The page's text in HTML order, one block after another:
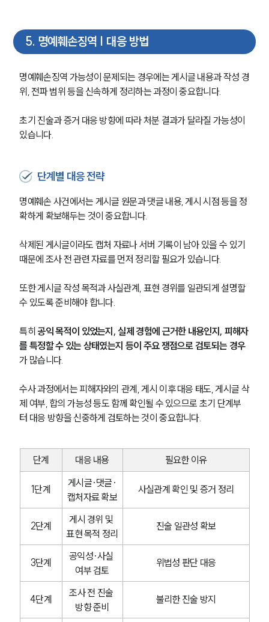
5. 명예훼손징역 | 대응 방법
명예훼손징역 가능성이 문제되는 경우에는 게시글 내용과 작성 경
위, 전파 범위 등을 신속하게 정리하는 과정이 중요합니다.
초기 진술과 증거 대응 방향에 따라 처분 결과가 달라질 가능성이
있습니다.
단계별 대응 전략
명예훼손 사건에서는 게시글 원문과 댓글 내용, 게시 시점 등을 정
확하게 확보해두는 것이 중요합니다.
삭제된 게시글이라도 캡처 자료나 서버 기록이 남아 있을 수 있기
때문에 조사 전 관련 자료를 먼저 정리할 필요가 있습니다.
또한 게시글 작성 목적과 사실관계, 표현 경위를 일관되게 설명할
수 있도록 준비해야 합니다.
특히 공익 목적이 있었는지, 실제 경험에 근거한 내용인지, 피해자
를 특정할 수 있는 상태였는지 등이 주요 쟁점으로 검토되는 경우
가 많습니다.
수사 과정에서는 피해자와의 관계, 게시 이후 대응 태도, 게시글 삭
제 여부, 합의 가능성 등도 함께 확인될 수 있으므로 초기 단계부
터 대응 방향을 신중하게 검토하는 것이 중요합니다.
단계 대응 내용 필요한 이유
1단계
게시글·댓글·
캡처자료 확보
사실관계 확인 및 증거 정리
2단계
게시 경위 및
표현 목적 정리
진술 일관성 확보
3단계
공익성·사실
여부 검토
위법성 판단 대응
4단계
조사 전 진술
방향 준비
불리한 진술 방지